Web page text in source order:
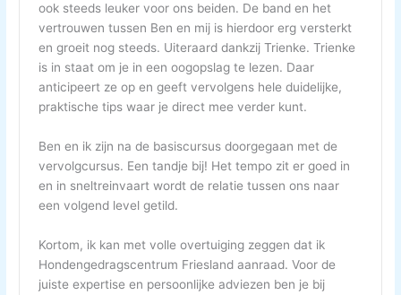
ook steeds leuker voor ons beiden. De band en het
vertrouwen tussen Ben en mij is hierdoor erg versterkt
en groeit nog steeds. Uiteraard dankzij Trienke. Trienke
is in staat om je in een oogopslag te lezen. Daar
anticipeert ze op en geeft vervolgens hele duidelijke,
praktische tips waar je direct mee verder kunt.
Ben en ik zijn na de basiscursus doorgegaan met de
vervolgcursus. Een tandje bij! Het tempo zit er goed in
en in sneltreinvaart wordt de relatie tussen ons naar
een volgend level getild.
Kortom, ik kan met volle overtuiging zeggen dat ik
Hondengedragscentrum Friesland aanraad. Voor de
juiste expertise en persoonlijke adviezen ben je bij